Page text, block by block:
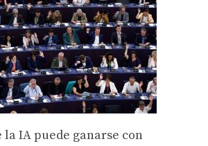
la IA puede ganarse con